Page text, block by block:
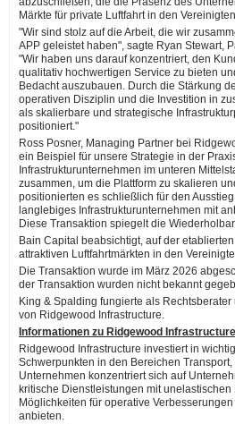
Märkte für private Luftfahrt in den
"Wir sind stolz auf die Arbeit, die wir
APP geleistet haben", sagte Ryan Stewart,
"Wir haben uns darauf konzentriert, den
qualitativ hochwertigen Service zu bieten
Bedacht auszubauen. Durch die Stärkung
operativen Disziplin und die Investition in
als skalierbare und strategische
positioniert."
Ross Posner, Managing Partner bei
ein Beispiel für unsere Strategie in der
Infrastrukturunternehmen im unteren
zusammen, um die Plattform zu skalieren
positionierten es schließlich für den
langlebiges Infrastrukturunternehmen mit
Diese Transaktion spiegelt die
Bain Capital beabsichtigt, auf der
attraktiven Luftfahrtmärkten in den
Die Transaktion wurde im März 2026
der Transaktion wurden nicht bekannt
King & Spalding fungierte als
von Ridgewood Infrastructure.
Informationen zu Ridgewood Infrastructure
Ridgewood Infrastructure investiert in
Schwerpunkten in den Bereichen
Unternehmen konzentriert sich auf
kritische Dienstleistungen mit
Möglichkeiten für operative
anbieten.